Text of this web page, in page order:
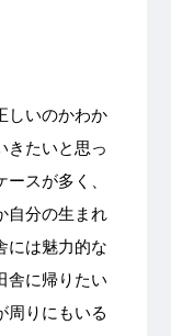
しいのかわか
きたいと思っ
スが多く、
自分の生まれ
には魅力的な
舎に帰りたい
周りにもいる